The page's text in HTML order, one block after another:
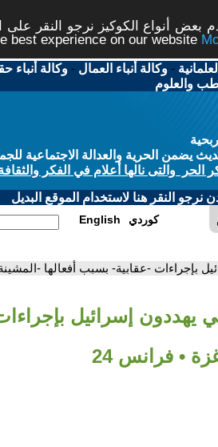
أنواع الكوكيز نرجو النقر
best experience on our website
-وكالة أنباء العمال -وكالة أنباء
والعلوم
الحرية والعدالة الاجتماعية
والتى نالها أعلام في الفكر
النقر هنا لاستخدام الموقع البديل
English كوردي
بإجراءات -عقابية- بسبب أفعالها -
يهددون إسرائيل
• فرانس 24